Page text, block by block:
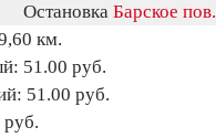
Остановка Барское пов.
км.
51.00 руб.
51.00 руб.